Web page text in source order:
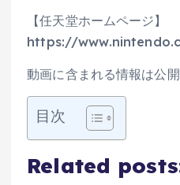
【任天堂ホームページ】
https://
動画に含まれる情報は公
目次
Related